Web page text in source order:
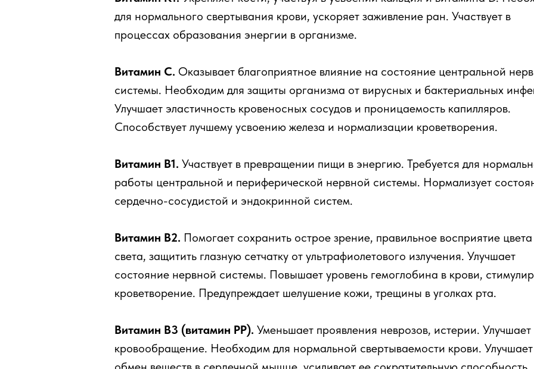
для нормального свертывания крови, ускоряет заживление ран. Участвует в
процессах образования энергии в организме.
Витамин С. Оказывает благоприятное влияние на состояние центральной
системы. Необходим для защиты организма от вирусных и бактериальных
Улучшает эластичность кровеносных сосудов и проницаемость капилляров.
Способствует лучшему усвоению железа и нормализации кроветворения.
Витамин В1. Участвует в превращении пищи в энергию. Требуется для
работы центральной и периферической нервной системы. Нормализует
сердечно-сосудистой и эндокринной систем.
Витамин В2. Помогает сохранить острое зрение, правильное восприятие
света, защитить глазную сетчатку от ультрафиолетового излучения. Улучшает
состояние нервной системы. Повышает уровень гемоглобина в крови,
кроветворение. Предупреждает шелушение кожи, трещины в уголках рта.
Витамин В3 (витамин РР). Уменьшает проявления неврозов, истерии. Улучшает
кровообращение. Необходим для нормальной свертываемости крови. Улучшает